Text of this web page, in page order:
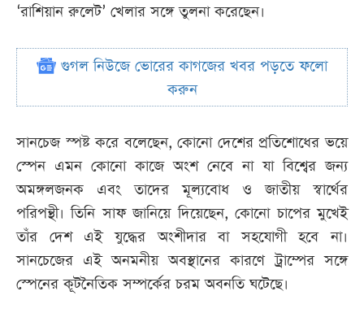
‘রাশিয়ান রুলেট’ খেলার সঙ্গে তুলনা করেছেন।
গুগল নিউজে ভোরের কাগজের খবর পড়তে ফলো
করুন
সানচেজ স্পষ্ট করে বলেছেন, কোনো দেশের প্রতিশোধের ভয়ে
স্পেন এমন কোনো কাজে অংশ নেবে না যা বিশ্বের জন্য
অমঙ্গলজনক এবং তাদের মূল্যবোধ ও জাতীয় স্বার্থের
পরিপন্থী। তিনি সাফ জানিয়ে দিয়েছেন, কোনো চাপের মুখেই
তাঁর দেশ এই যুদ্ধের অংশীদার বা সহযোগী হবে না।
সানচেজের এই অনমনীয় অবস্থানের কারণে ট্রাম্পের সঙ্গে
স্পেনের কূটনৈতিক সম্পর্কের চরম অবনতি ঘটেছে।